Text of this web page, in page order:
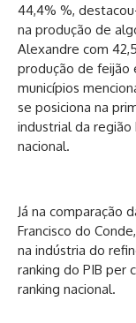
44,4% %,
na produção de
Alexandre com
produção de feijão
municípios
se posiciona na
industrial da
nacional.
Já na comparação
Francisco do
na indústria do
ranking do PIB per
ranking nacional.